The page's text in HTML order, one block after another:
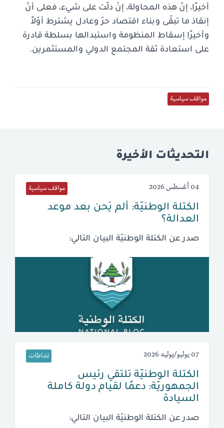
أخيرًا، إنّ هذه المحاولة، إنْ دلّت على شيء، فعلى أنّ
إنقاذ ما تبقّى وبناء اقتصاد حرّ وعادل يشترط أوّلاً
وأخيرًا إسقاط المنظومة واستبدالها بسلطة قادرة
على استعادة ثقة المجتمع الدولي والمستثمرين.
مواقف سياسية
التحديثات الأخيرة
04 أغسطس 2026 مواقف سياسية
الكتلة الوطنيّة: ألم يَحن بعد موعد
العدالة؟
صدر عن الكتلة الوطنيّة البيان التالي:
07 يوليو/يوليه 2026 نشاطات
الكتلة الوطنيّة تلتقي رئيس
الجمهوريّة: دعمًا لقيام دولة كاملة
السيادة
صدر عن الكتلة الوطنيّة البيان التالي: